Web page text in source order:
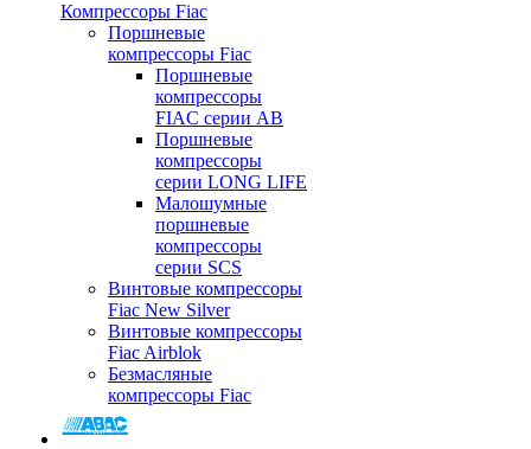
Компрессоры Fiac
Поршневые
компрессоры Fiac
Поршневые
компрессоры
FIAC серии AB
Поршневые
компрессоры
серии LONG LIFE
Малошумные
поршневые
компрессоры
серии SCS
Винтовые компрессоры
Fiac New Silver
Винтовые компрессоры
Fiac Airblok
Безмасляные
компрессоры Fiac